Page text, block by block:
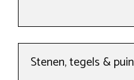
Stenen, tegels & puin